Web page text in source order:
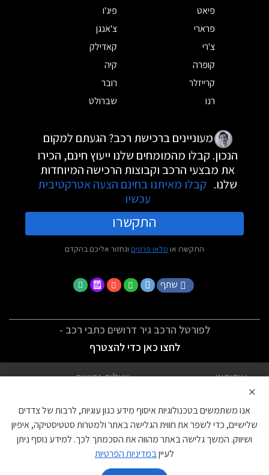
פיאט
פיג'ו
פרארי
צ'אנגן
צ'רי
קאדילק
קופרה
קיה
קרייזלר
רובר
רנו
שברולט
מעוניינים ברכישת רכב? הגעתם למקום
הנכון. קבלו מהמומחים שלנו ייעוץ חינם, הכירו
את מבצעי הרכב וקבוצות הרכישה המיוחדות
שלנו. קבלו מאיתנו בחינם הצעה אטרקטיבית
עכשיו
התקשרו
התקשרו או מלאו פרטים ונחזור אליכם בהקדם
שתף
לפורטל הרכב גיר דרושים כתבי רכב -
לחצו כאן כדי להצטרף
אודותינו
שאלות נפוצות
הצהרת נגישות
צור קשר
עוגיות
×
אנו משתמשים בטכנולוגיות איסוף מידע כגון עוגיות, לרבות של צדדים
שלישיים, כדי לשפר את חווית הגלישה באתר ולמטרות סטטיסטיקה, איפיון
ושיווק. המשך גלישה באתר מהווה את הסכמתך לכך. למידע נוסף ניתן
לעייןבמדיניות הפרטיות